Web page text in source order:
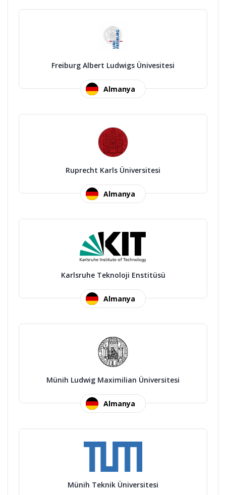
Freiburg Albert Ludwigs Ünivesitesi
Almanya
Ruprecht Karls Üniversitesi
Almanya
Karlsruhe Teknoloji Enstitüsü
Almanya
Münih Ludwig Maximilian Üniversitesi
Almanya
Münih Teknik Üniversitesi